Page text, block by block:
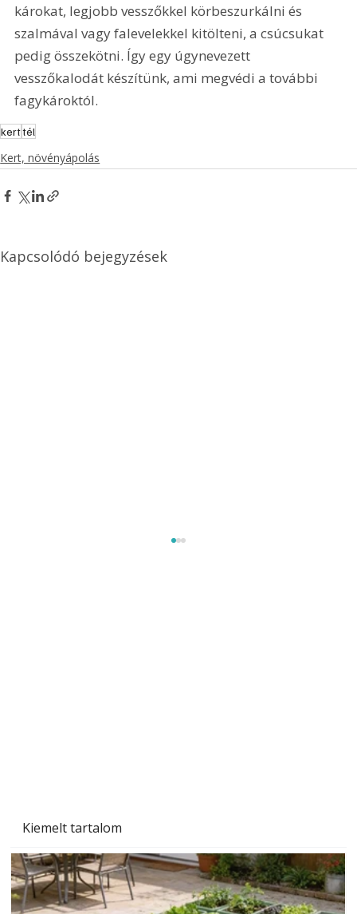
Kiemelt tartalom
károkat, legjobb vesszőkkel körbeszurkálni és
szalmával vagy falevelekkel kitölteni, a csúcsukat
pedig összekötni. Így egy úgynevezett
vesszőkalodát készítünk, ami megvédi a további
fagykároktól.
kerttél
Kert, növényápolás
Kapcsolódó bejegyzések